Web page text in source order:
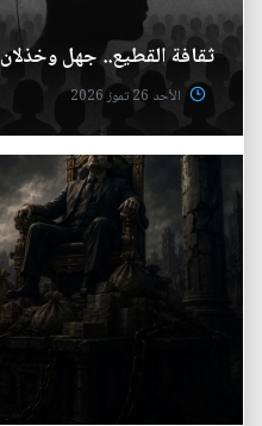
ثقافة القطيع.. جهل وخذلان
الأحد 26 تموز 2026